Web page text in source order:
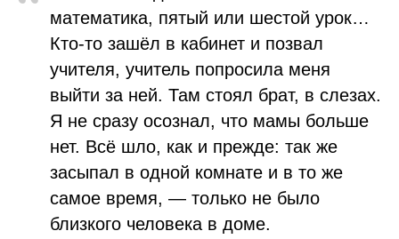
математика, пятый или шестой урок…
Кто-то зашёл в кабинет и позвал
учителя, учитель попросила меня
выйти за ней. Там стоял брат, в слезах.
Я не сразу осознал, что мамы больше
нет. Всё шло, как и прежде: так же
засыпал в одной комнате и в то же
самое время, — только не было
близкого человека в доме.